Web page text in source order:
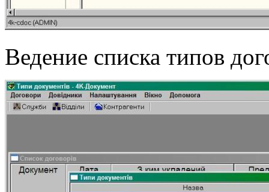
Ведение списка типов